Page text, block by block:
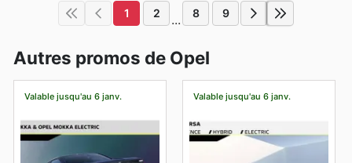
1 2 ... 8 9
Autres promos de Opel
Valable jusqu'au 6 janv. Valable jusqu'au 6 janv.